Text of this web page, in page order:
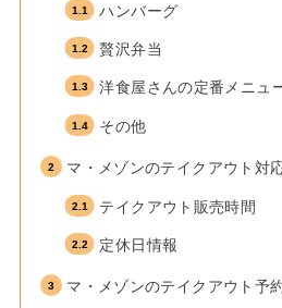
ハンバーグ
贅沢弁当
洋食屋さんの定番メニュ
その他
マ・メゾンのテイクアウト対
テイクアウト販売時間
定休日情報
マ・メゾンのテイクアウト予